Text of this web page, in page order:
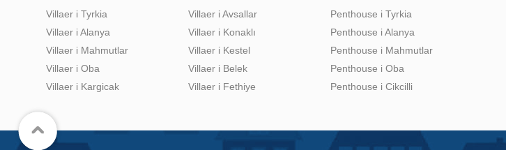
Villaer i Tyrkia
Villaer i Alanya
Villaer i Mahmutlar
Villaer i Oba
Villaer i Kargicak
Villaer i Avsallar
Villaer i Konaklı
Villaer i Kestel
Villaer i Belek
Villaer i Fethiye
Penthouse i Tyrkia
Penthouse i Alanya
Penthouse i Mahmutlar
Penthouse i Oba
Penthouse i Cikcilli